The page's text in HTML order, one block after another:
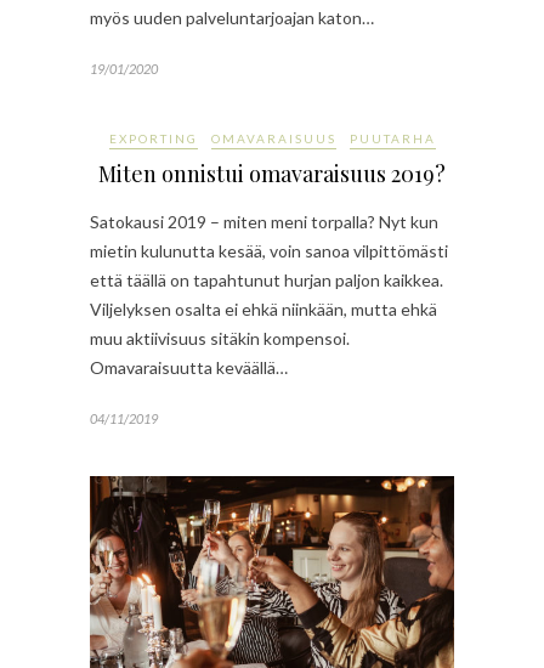
myös uuden palveluntarjoajan katon…
19/01/2020
EXPORTING OMAVARAISUUS PUUTARHA
Miten onnistui omavaraisuus 2019?
Satokausi 2019 – miten meni torpalla? Nyt kun
mietin kulunutta kesää, voin sanoa vilpittömästi
että täällä on tapahtunut hurjan paljon kaikkea.
Viljelyksen osalta ei ehkä niinkään, mutta ehkä
muu aktiivisuus sitäkin kompensoi.
Omavaraisuutta keväällä…
04/11/2019